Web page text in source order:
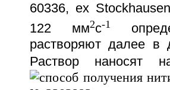
60336, ex
122 мм2с-1
растворяют далее в
Раствор наносят